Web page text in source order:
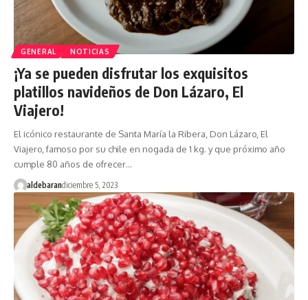
GENERAL NOTICIAS
¡Ya se pueden disfrutar los exquisitos
platillos navideños de Don Lázaro, El
Viajero!
El icónico restaurante de Santa María la Ribera, Don Lázaro, El
Viajero, famoso por su chile en nogada de 1 kg. y que próximo año
cumple 80 años de ofrecer…
aldebarandiciembre 5, 2023